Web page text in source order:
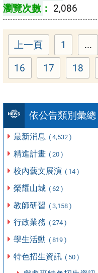
依公告類別彙總
最新消息 ( 4,532 )
精進計畫 ( 20 )
校內藝文展演 ( 14 )
榮耀山城 ( 62 )
教師研習 ( 3,158 )
行政業務 ( 274 )
學生活動 ( 819 )
特色招生資訊 ( 50 )
2,086
上一頁 Page
1 ...
Page
16 Page
17 Page
18